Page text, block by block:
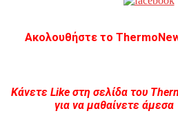
Ακολουθήστε το
Kάνετε Like στη σελίδα του
για να μαθαίνετε άμεσα